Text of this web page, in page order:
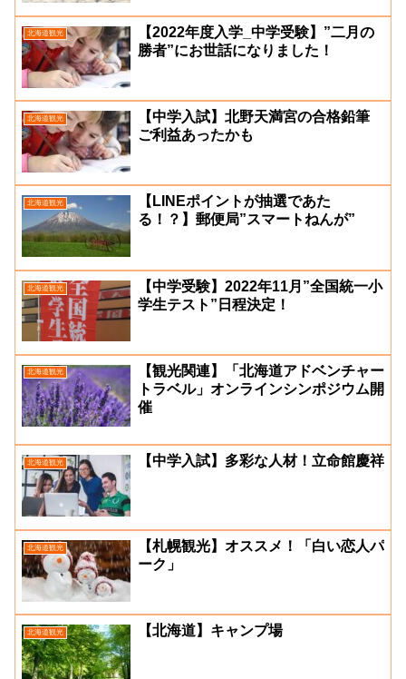
北海道観光
【2022年度入学_中学受験】”二月の
勝者”にお世話になりました！
北海道観光
【中学入試】北野天満宮の合格鉛筆
ご利益あったかも
北海道観光
【LINEポイントが抽選であた
る！？】郵便局”スマートねんが”
北海道観光
【中学受験】2022年11月”全国統一小
学生テスト”日程決定！
北海道観光
【観光関連】「北海道アドベンチャー
トラベル」オンラインシンポジウム開
催
北海道観光 【中学入試】多彩な人材！立命館慶祥
北海道観光
【札幌観光】オススメ！「白い恋人パ
ーク」
北海道観光 【北海道】キャンプ場